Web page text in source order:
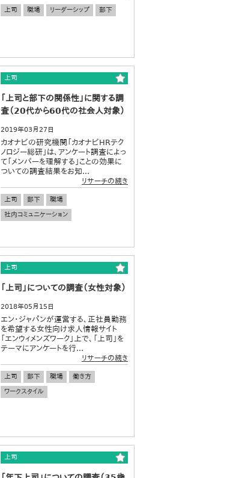
上司 職場 リーダーシップ 部下
上司
「上司と部下の関係性」に関する調
査（20代から60代の社会人対象）
2019年03月27日
カオナビの研究機関「カオナビHRテク
ノロジー総研」は、アンケート調査によっ
て「メンバーを理解する」ことの効果に
ついての調査結果をお知...
リサーチの続き
上司 部下
職場
社内コミュニケーション
上司
「上司」についての調査（女性対象）
2018年05月15日
エン・ジャパンが運営する、正社員勤務
を希望する女性向け求人情報サイト
「エンウィメンズワーク」上で、「上司」を
テーマにアンケートを行...
リサーチの続き
上司 部下 職場
働き方
ワークスタイル
上司